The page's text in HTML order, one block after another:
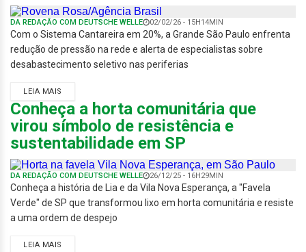
DA REDAÇÃO COM DEUTSCHE WELLE 02/02/26 - 15H14MIN
Com o Sistema Cantareira em 20%, a Grande São Paulo enfrenta
redução de pressão na rede e alerta de especialistas sobre
desabastecimento seletivo nas periferias
LEIA MAIS
Conheça a horta comunitária que
virou símbolo de resistência e
sustentabilidade em SP
DA REDAÇÃO COM DEUTSCHE WELLE 26/12/25 - 16H29MIN
Conheça a história de Lia e da Vila Nova Esperança, a "Favela
Verde" de SP que transformou lixo em horta comunitária e resiste
a uma ordem de despejo
LEIA MAIS